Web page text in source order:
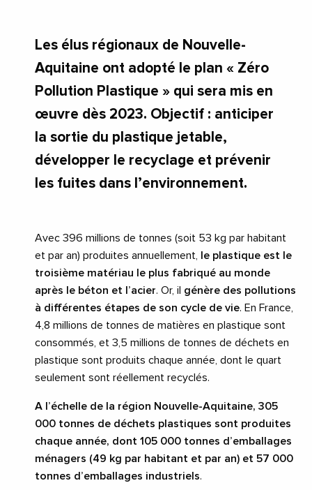
Les élus régionaux de Nouvelle-
Aquitaine ont adopté le plan « Zéro
Pollution Plastique » qui sera mis en
œuvre dès 2023. Objectif : anticiper
la sortie du plastique jetable,
développer le recyclage et prévenir
les fuites dans l’environnement.
Avec 396 millions de tonnes (soit 53 kg par habitant
et par an) produites annuellement,
le plastique est le
troisième matériau le plus fabriqué au monde
après le béton et l’acier. Or, il génère des pollutions
à différentes étapes de son cycle de vie. En France,
4,8 millions de tonnes de matières en plastique sont
consommés, et 3,5 millions de tonnes de déchets en
plastique sont produits chaque année, dont le quart
seulement sont réellement recyclés.
A l’échelle de la région Nouvelle-Aquitaine, 305
000 tonnes de déchets plastiques sont produites
chaque année, dont 105 000 tonnes d’emballages
ménagers (49 kg par habitant et par an) et 57 000
tonnes d’emballages industriels.